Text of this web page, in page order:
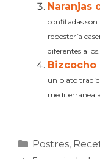
Naranjas
confitadas
repostería
diferentes a
Bizcocho
un plato
mediterránea
Categorías
Postres,